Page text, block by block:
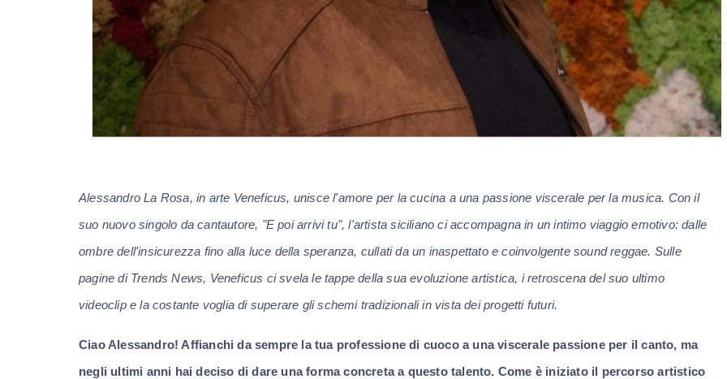
Alessandro La Rosa, in arte Veneficus, unisce l'amore per la cucina a una passione viscerale per la musica. Con il
suo nuovo singolo da cantautore, "E poi arrivi tu", l'artista siciliano ci accompagna in un intimo viaggio emotivo: dalle
ombre dell'insicurezza fino alla luce della speranza, cullati da un inaspettato e coinvolgente sound reggae. Sulle
pagine di Trends News, Veneficus ci svela le tappe della sua evoluzione artistica, i retroscena del suo ultimo
videoclip e la costante voglia di superare gli schemi tradizionali in vista dei progetti futuri.
Ciao Alessandro! Affianchi da sempre la tua professione di cuoco a una viscerale passione per il canto, ma
negli ultimi anni hai deciso di dare una forma concreta a questo talento. Come è iniziato il percorso artistico